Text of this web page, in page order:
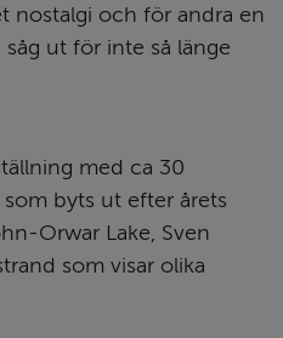
nostalgi och för andra en
ut för inte så länge
med ca 30
byts ut efter årets
Orwar Lake, Sven
som visar olika